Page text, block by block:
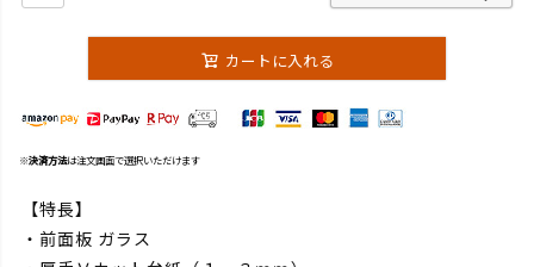
カートに入れる
※決済方法は注文画面で選択いただけます
【特長】
・前面板 ガラス